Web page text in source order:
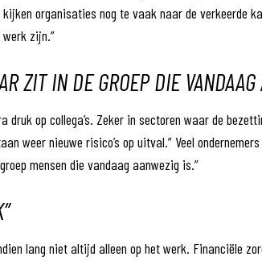
kijken organisaties nog te vaak naar de
zijn.”
ZIT IN DE GROEP DIE VANDAAG
op collega’s. Zeker in sectoren waar de
weer nieuwe risico’s op uitval.” Veel
mensen die vandaag aanwezig is.”
lang niet altijd alleen op het werk. Financiële